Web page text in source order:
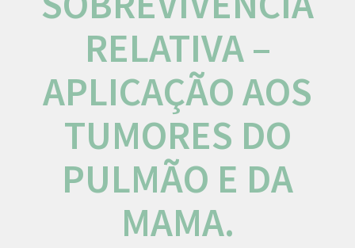
RELATIVA –
APLICAÇÃO AOS
TUMORES DO
PULMÃO E DA
MAMA.